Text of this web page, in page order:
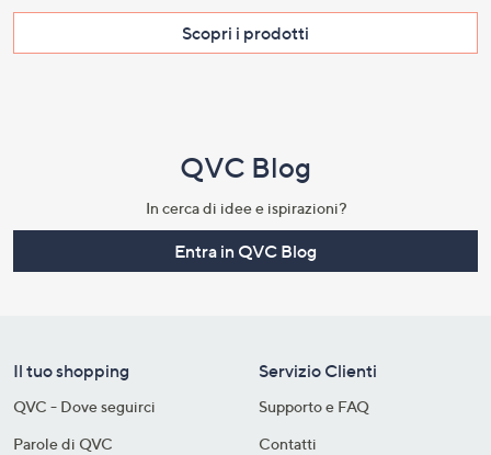
Scopri i prodotti​
QVC Blog
In cerca di idee e ispirazioni?
Entra in QVC Blog
Il tuo shopping
QVC - Dove seguirci
Parole di QVC
Servizio Clienti
Supporto e FAQ
Contatti